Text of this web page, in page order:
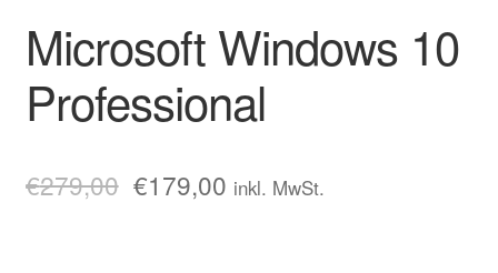
Microsoft Windows 10
Professional
€279,00 €179,00 inkl. MwSt.